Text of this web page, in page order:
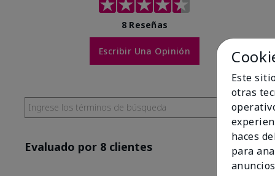
8 Reseñas
Escribir Una Opinión
Evaluado por 8 clientes
Este
otras
haces
para